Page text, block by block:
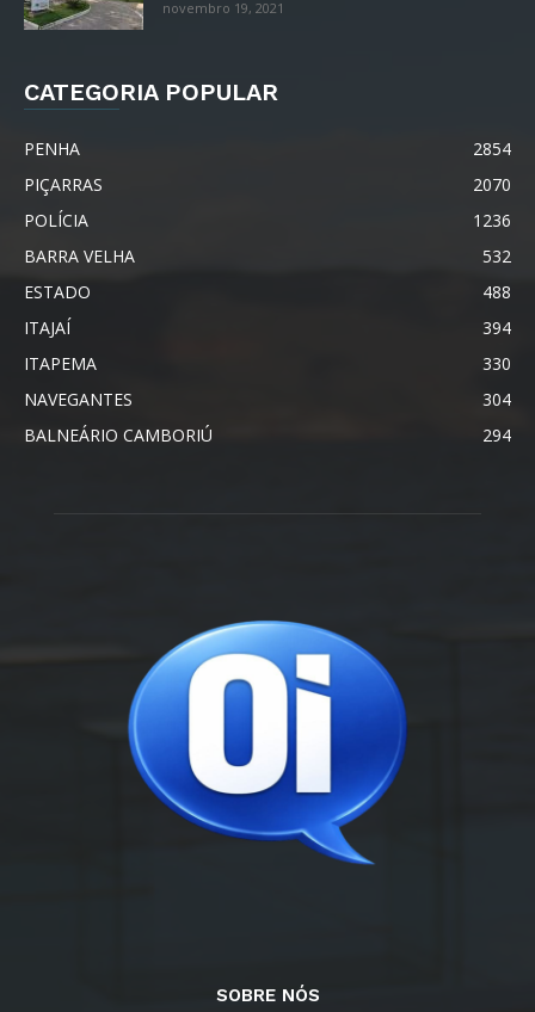
novembro 19, 2021
CATEGORIA POPULAR
PENHA
2854
PIÇARRAS
2070
POLÍCIA
1236
BARRA VELHA
532
ESTADO
488
ITAJAÍ
394
ITAPEMA
330
NAVEGANTES
304
BALNEÁRIO CAMBORIÚ
294
SOBRE NÓS